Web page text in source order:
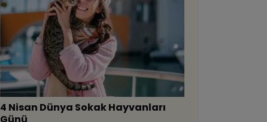
4 Nisan Dünya Sokak Hayvanları